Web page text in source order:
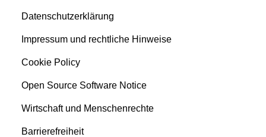
Datenschutzerklärung
Impressum und rechtliche Hinweise
Cookie Policy
Open Source Software Notice
Wirtschaft und Menschenrechte
Barrierefreiheit